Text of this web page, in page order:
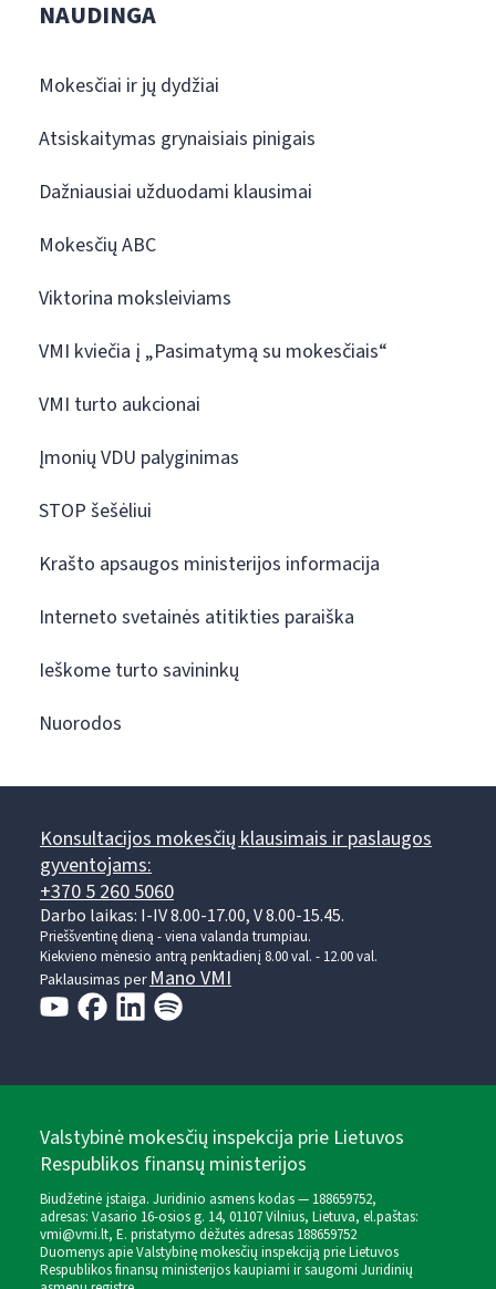
NAUDINGA
Mokesčiai ir jų dydžiai
Atsiskaitymas grynaisiais pinigais
Dažniausiai užduodami klausimai
Mokesčių ABC
Viktorina moksleiviams
VMI kviečia į „Pasimatymą su mokesčiais“
VMI turto aukcionai
Įmonių VDU palyginimas
STOP šešėliui
Krašto apsaugos ministerijos informacija
Interneto svetainės atitikties paraiška
Ieškome turto savininkų
Nuorodos
Konsultacijos mokesčių klausimais ir paslaugos
gyventojams:
+370 5 260 5060
Darbo laikas: I-IV 8.00-17.00, V 8.00-15.45.
Prieššventinę dieną - viena valanda trumpiau.
Kiekvieno mėnesio antrą penktadienį 8.00 val. - 12.00 val.
Paklausimas perMano VMI
Valstybinė mokesčių inspekcija prie Lietuvos
Respublikos finansų ministerijos
Biudžetinė įstaiga. Juridinio asmens kodas — 188659752,
adresas: Vasario 16-osios g. 14, 01107 Vilnius, Lietuva, el.paštas:
vmi@vmi.lt, E. pristatymo dėžutės adresas 188659752
Duomenys apie Valstybinę mokesčių inspekciją prie Lietuvos
Respublikos finansų ministerijos kaupiami ir saugomi Juridinių